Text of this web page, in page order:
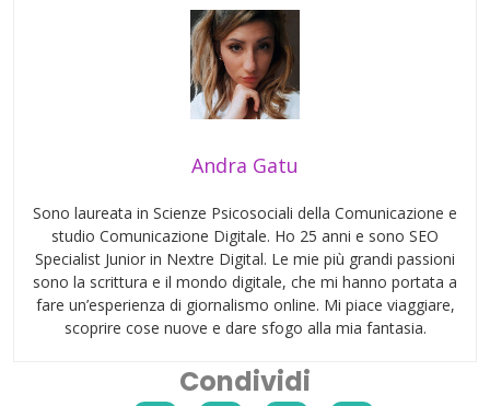
Andra Gatu
Sono laureata in Scienze Psicosociali della Comunicazione e
studio Comunicazione Digitale. Ho 25 anni e sono SEO
Specialist Junior in Nextre Digital. Le mie più grandi passioni
sono la scrittura e il mondo digitale, che mi hanno portata a
fare un’esperienza di giornalismo online. Mi piace viaggiare,
scoprire cose nuove e dare sfogo alla mia fantasia.
Condividi